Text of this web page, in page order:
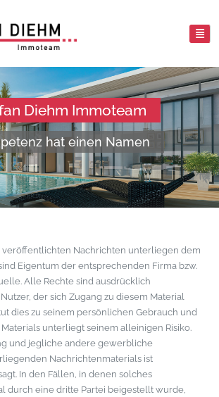
Diehm Immoteam
hat einen Namen
veröffentlichten Nachrichten unterliegen dem
Eigentum der entsprechenden Firma bzw.
Alle Rechte sind ausdrücklich
der sich Zugang zu diesem Material
dies zu seinem persönlichen Gebrauch und
unterliegt seinem alleinigen Risiko.
und jegliche andere gewerbliche
Nachrichtenmaterials ist
In den Fällen, in denen solches
durch eine dritte Partei beigestellt wurde,